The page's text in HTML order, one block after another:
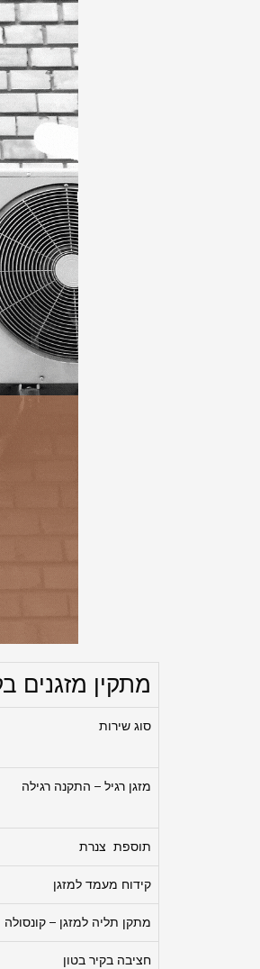
מתקין מזגנים
סוג שירות
מזגן רגיל – התקנה רגילה
תוספת צנרת
קידוח מעמד למזגן
מתקן תליה למזגן – קונסולה
חציבה בקיר בטון